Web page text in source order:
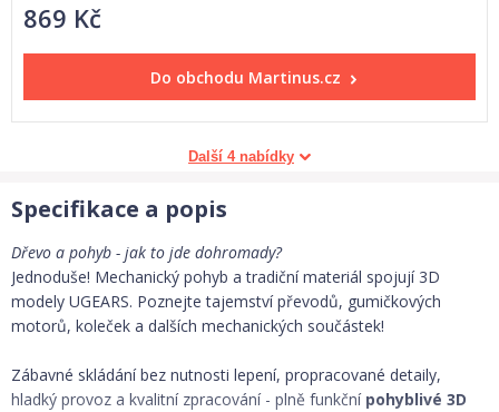
869 Kč
Do obchodu Martinus.cz
Další 4 nabídky
Specifikace a popis
Dřevo a pohyb - jak to jde dohromady?
Jednoduše! Mechanický pohyb a tradiční materiál spojují 3D
modely UGEARS. Poznejte tajemství převodů, gumičkových
motorů, koleček a dalších mechanických součástek!
Zábavné skládání bez nutnosti lepení, propracované detaily,
hladký provoz a kvalitní zpracování - plně funkční pohyblivé 3D